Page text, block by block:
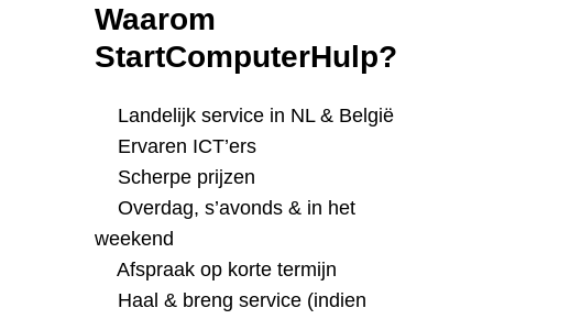
Waarom
StartComputerHulp?
Landelijk service in NL & België
Ervaren ICT’ers
Scherpe prijzen
Overdag, s’avonds & in het
weekend
Afspraak op korte termijn
Haal & breng service (indien